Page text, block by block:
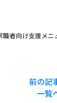
職者向け支援メニ
前の記
一覧